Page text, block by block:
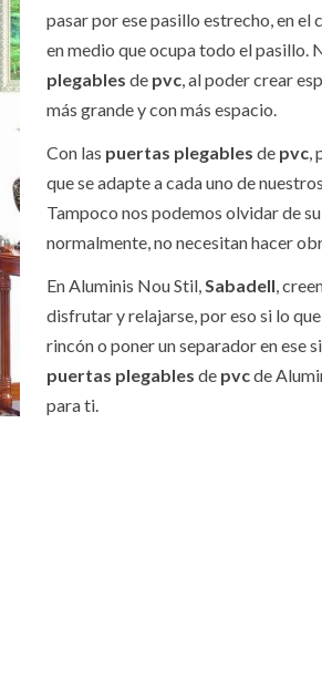
pasar por ese pasillo estrecho, en el
en medio que ocupa todo el pasillo.
plegables de pvc , al poder crear
más grande y con más espacio.
Con las puertas plegables de pvc
que se adapte a cada uno de
Tampoco nos podemos olvidar de
normalmente, no necesitan hacer
En Aluminis Nou Stil, Sabadell ,
disfrutar y relajarse, por eso si lo
rincón o poner un separador en ese
puertas plegables de pvcde
para ti.